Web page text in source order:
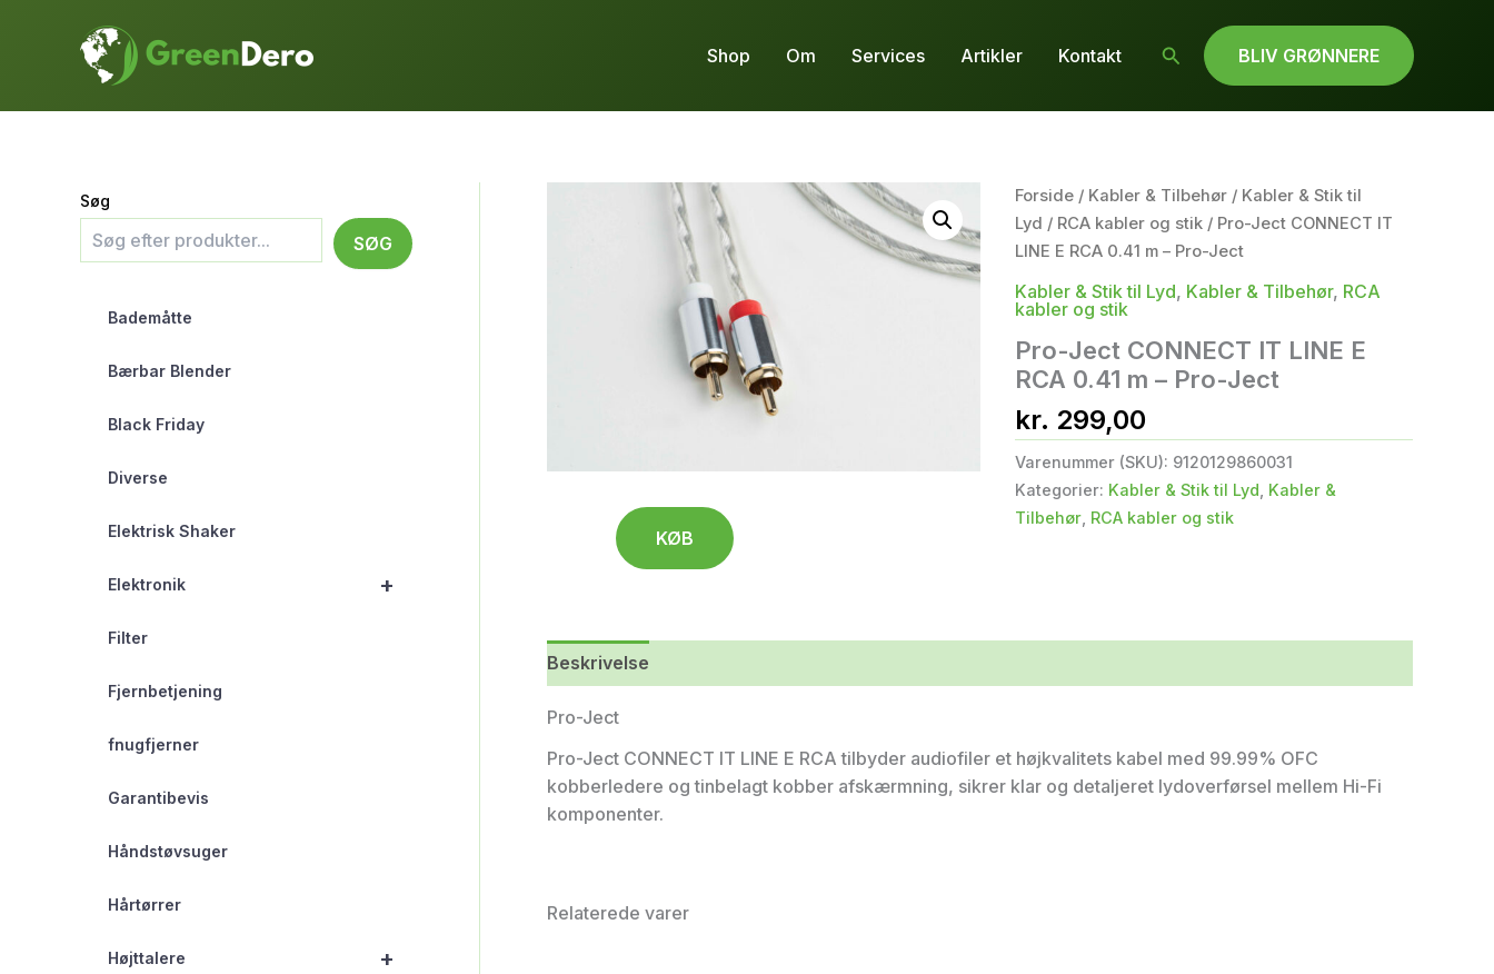
Shop Om Services Artikler Kontakt Søg BLIV GRØNNERE
Søg
SØG
Bademåtte
Bærbar Blender
Black Friday
Diverse
Elektrisk Shaker
+
Elektronik
Filter
Fjernbetjening
fnugfjerner
Garantibevis
Håndstøvsuger
Hårtørrer
+
Højttalere
Forside/ Kabler & Tilbehør/ Kabler & Stik til
Lyd / RCA kabler og stik/ Pro-Ject CONNECT IT
LINE E RCA 0.41 m – Pro-Ject
Kabler & Stik til Lyd, Kabler & Tilbehør, RCA
kabler og stik
Pro-Ject CONNECT IT LINE E
RCA 0.41 m – Pro-Ject
kr. 299,00
Varenummer (SKU): 9120129860031
Kategorier: Kabler & Stik til Lyd Kabler &
Tilbehør, RCA kabler og stik
KØB
Beskrivelse
Pro-Ject
Pro-Ject CONNECT IT LINE E RCA tilbyder audiofiler et højkvalitets kabel med 99.99% OFC
kobberledere og tinbelagt kobber afskærmning, sikrer klar og detaljeret lydoverførsel mellem Hi-Fi
komponenter.
Relaterede varer